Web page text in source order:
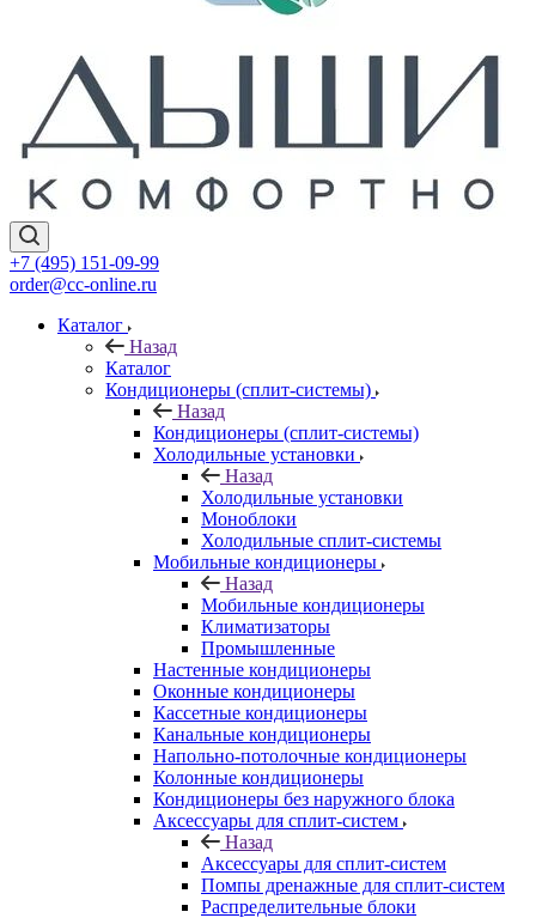
+7 (495) 151-09-99
order@cc-online.ru
Каталог
Назад
Каталог
Кондиционеры (сплит-системы)
Назад
Кондиционеры (сплит-системы)
Холодильные установки
Назад
Холодильные установки
Моноблоки
Холодильные сплит-системы
Мобильные кондиционеры
Назад
Мобильные кондиционеры
Климатизаторы
Промышленные
Настенные кондиционеры
Оконные кондиционеры
Кассетные кондиционеры
Канальные кондиционеры
Напольно-потолочные кондиционеры
Колонные кондиционеры
Кондиционеры без наружного блока
Аксессуары для сплит-систем
Назад
Аксессуары для сплит-систем
Помпы дренажные для сплит-систем
Распределительные блоки